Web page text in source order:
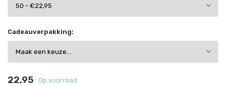
Cadeauverpakking:
22,95
Op voorraad